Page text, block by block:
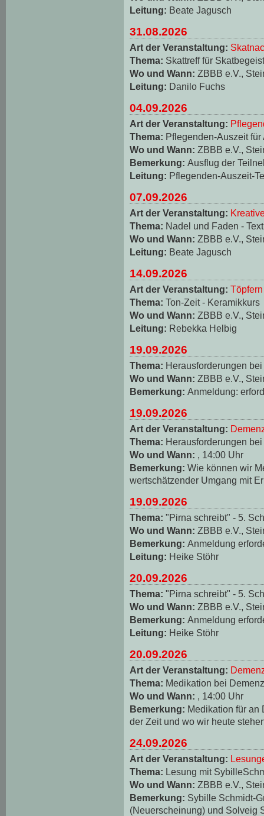
Leitung: Beate Jagusch
31.08.2026
Art der Veranstaltung:
Thema: Skattreff für
Wo und Wann: ZBBB e.V.,
Leitung: Danilo Fuchs
04.09.2026
Art der Veranstaltung:
Thema: Pflegenden-Auszeit
Wo und Wann: ZBBB e.V.,
Bemerkung: Ausflug der
Leitung: Pflegenden-Auszeit-
07.09.2026
Art der Veranstaltung:
Thema: Nadel und Faden -
Wo und Wann: ZBBB e.V.,
Leitung: Beate Jagusch
14.09.2026
Art der Veranstaltung: Töpfern
Thema: Ton-Zeit - Keramikkurs
Wo und Wann: ZBBB e.V.,
Leitung: Rebekka Helbig
19.09.2026
Thema: Herausforderungen
Wo und Wann: ZBBB e.V.,
Bemerkung: Anmeldung:
19.09.2026
Art der Veranstaltung:
Thema: Herausforderungen
Wo und Wann:
, 14:00 Uhr
Bemerkung: Wie können wir
wertschätzender Umgang mit
19.09.2026
Thema: "Pirna schreibt" - 5.
Wo und Wann: ZBBB e.V.,
Bemerkung: Anmeldung
Leitung: Heike Stöhr
20.09.2026
Thema: "Pirna schreibt" - 5.
Wo und Wann: ZBBB e.V.,
Bemerkung: Anmeldung
Leitung: Heike Stöhr
20.09.2026
Art der Veranstaltung:
Thema: Medikation bei Demenz
Wo und Wann:
, 14:00 Uhr
Bemerkung: Medikation für an
der Zeit und wo wir heute
24.09.2026
Art der Veranstaltung:
Thema: Lesung mit
Wo und Wann: ZBBB e.V.,
Bemerkung: Sybille Schmidt-
(Neuerscheinung) und Solveig